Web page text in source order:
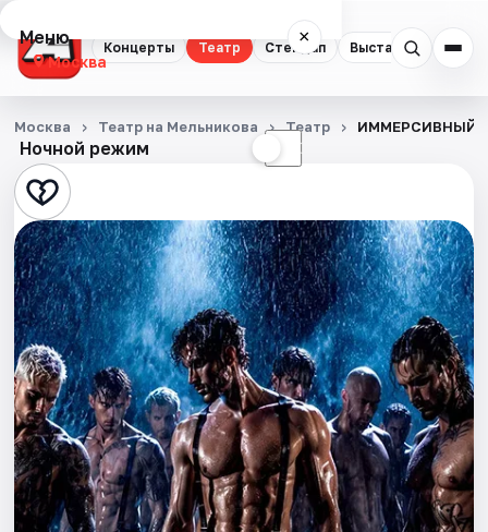
Концерты Театр Стендап Выставки
Меню ×
Москва
Концерты
Театр
Стендап
Выставки
Квесты
Экскурсии
Спорт
События
Ночной режим ☾
Москва Театр на Мельникова Театр ИММЕРСИВНЫЙ